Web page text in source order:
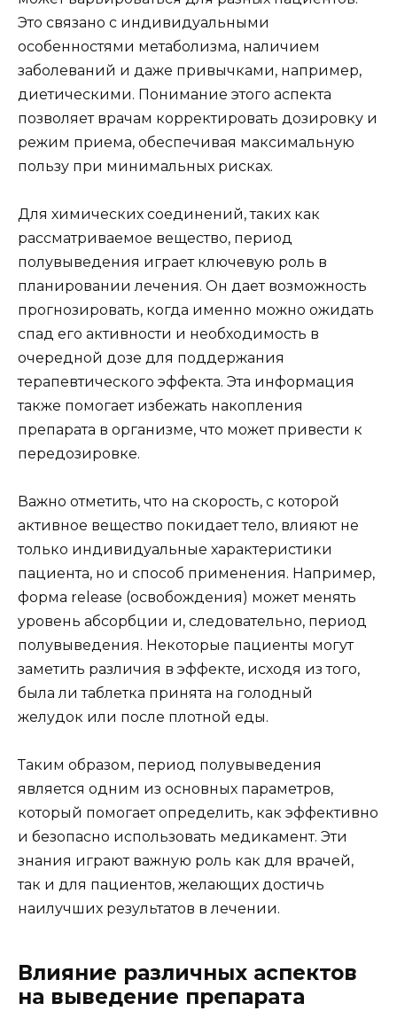
Это связано с индивидуальными
особенностями метаболизма, наличием
заболеваний и даже привычками, например,
диетическими. Понимание этого аспекта
позволяет врачам корректировать дозировку и
режим приема, обеспечивая максимальную
пользу при минимальных рисках.
Для химических соединений, таких как
рассматриваемое вещество, период
полувыведения играет ключевую роль в
планировании лечения. Он дает возможность
прогнозировать, когда именно можно ожидать
спад его активности и необходимость в
очередной дозе для поддержания
терапевтического эффекта. Эта информация
также помогает избежать накопления
препарата в организме, что может привести к
передозировке.
Важно отметить, что на скорость, с которой
активное вещество покидает тело, влияют не
только индивидуальные характеристики
пациента, но и способ применения. Например,
форма release (освобождения) может менять
уровень абсорбции и, следовательно, период
полувыведения. Некоторые пациенты могут
заметить различия в эффекте, исходя из того,
была ли таблетка принята на голодный
желудок или после плотной еды.
Таким образом, период полувыведения
является одним из основных параметров,
который помогает определить, как эффективно
и безопасно использовать медикамент. Эти
знания играют важную роль как для врачей,
так и для пациентов, желающих достичь
наилучших результатов в лечении.
Влияние различных аспектов
на выведение препарата